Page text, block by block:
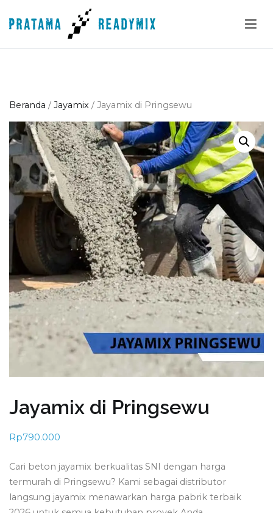
ke
Beranda / Jayamix / Jayamix di Pringsewu
Jayamix di Pringsewu
Rp790.000
Cari beton jayamix berkualitas SNI dengan harga
termurah di Pringsewu? Kami sebagai distributor
langsung jayamix menawarkan harga pabrik terbaik